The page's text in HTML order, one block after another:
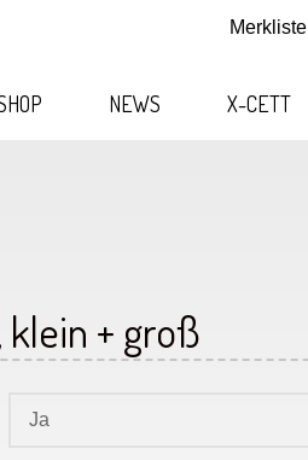
Merkliste
NEWS X-CETT
klein + groß